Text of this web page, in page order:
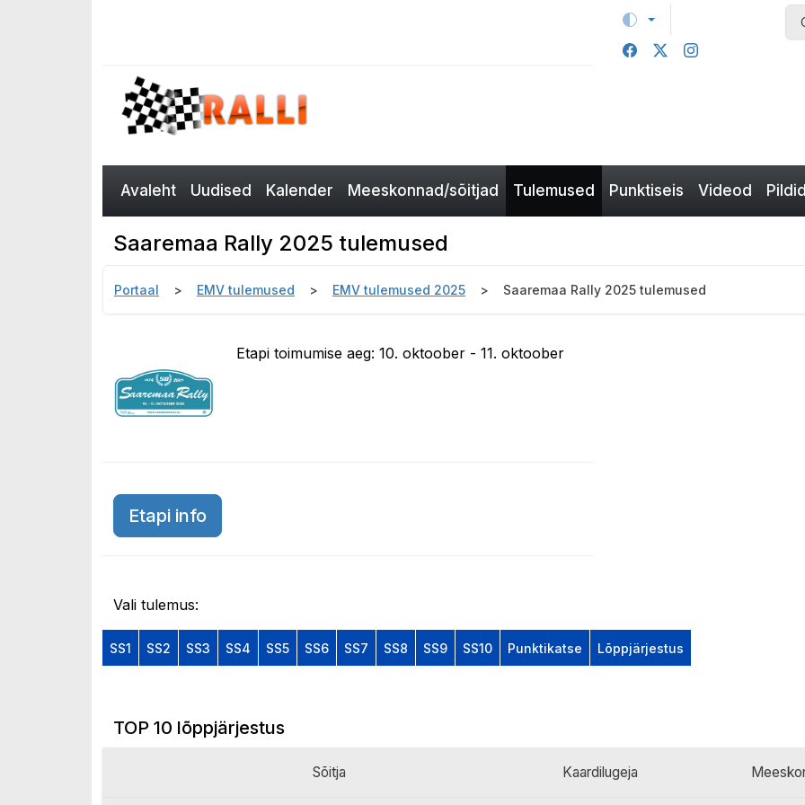
Avaleht Uudised Kalender Meeskonnad/sõitjad Tulemused Punktiseis Videod Pildid
Saaremaa Rally 2025 tulemused
Portaal EMV tulemused EMV tulemused 2025 Saaremaa Rally 2025 tulemused
Etapi toimumise aeg: 10. oktoober - 11. oktoober
Etapi info
Vali tulemus:
SS1 SS2 SS3 SS4 SS5 SS6 SS7 SS8 SS9 SS10 Punktikatse Lõppjärjestus
TOP 10 lõppjärjestus
Sõitja Kaardilugeja